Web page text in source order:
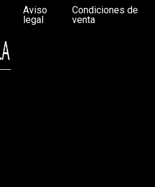
Aviso
legal
Condiciones de
venta